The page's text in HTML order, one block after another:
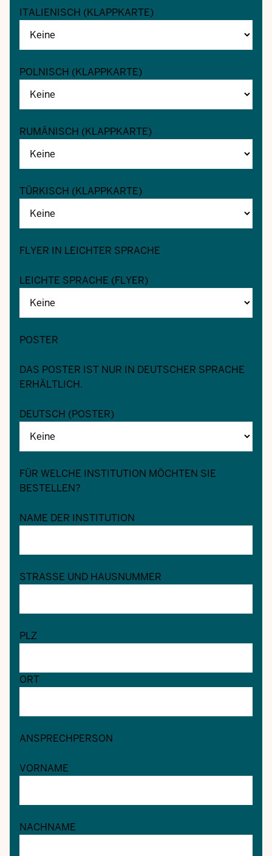
ITALIENISCH (KLAPPKARTE)
POLNISCH (KLAPPKARTE)
RUMÄNISCH (KLAPPKARTE)
TÜRKISCH (KLAPPKARTE)
FLYER IN LEICHTER SPRACHE
LEICHTE SPRACHE (FLYER)
POSTER
DAS POSTER IST NUR IN DEUTSCHER SPRACHE
ERHÄLTLICH.
DEUTSCH (POSTER)
FÜR WELCHE INSTITUTION MÖCHTEN SIE
BESTELLEN?
NAME DER INSTITUTION
STRASSE UND HAUSNUMMER
PLZ
ORT
ANSPRECHPERSON
VORNAME
NACHNAME